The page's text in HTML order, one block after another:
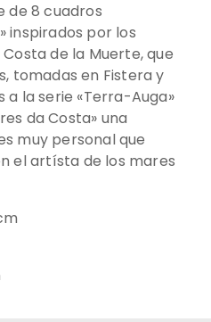
de 8 cuadros
inspirados por los
de la Muerte, que
tomadas en Fistera y
la serie «Terra-Auga»
da Costa» una
muy personal que
el artísta de los mares